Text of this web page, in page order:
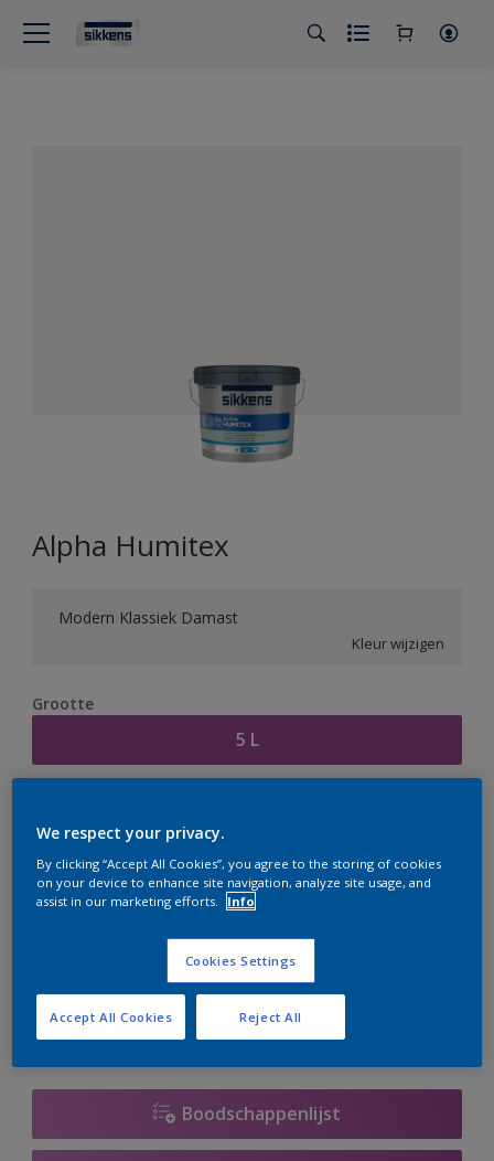
Alpha Humitex
Modern Klassiek Damast
Kleur wijzigen
Grootte
5 L
er hard aan om de voorraad aan te vullen.
Boodschappenlijst
We respect your privacy.
By clicking “Accept All Cookies”, you agree to the storing of cookies
on your device to enhance site navigation, analyze site usage, and
assist in our marketing efforts.
Info
Cookies Settings
Reject All
Accept All Cookies